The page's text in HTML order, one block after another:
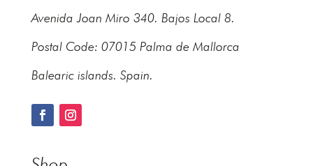
Avenida Joan Miro 340. Bajos Local 8.
Postal Code: 07015 Palma de Mallorca
Balearic islands. Spain.